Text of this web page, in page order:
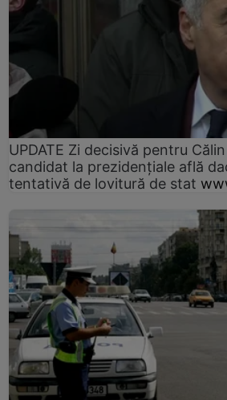
UPDATE Zi decisivă pentru
candidat la prezidențiale află
tentativă de lovitură de stat